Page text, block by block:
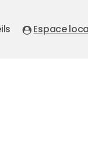
Espace